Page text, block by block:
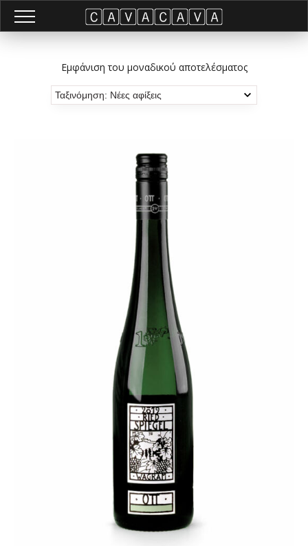
Εμφάνιση του μοναδικού αποτελέσματος